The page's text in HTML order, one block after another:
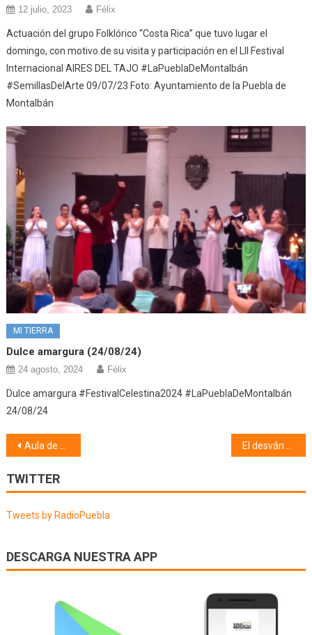
12 julio, 2023 Félix
Actuación del grupo Folklórico “Costa Rica” que tuvo lugar el
domingo, con motivo de su visita y participación en el LII Festival
Internacional AIRES DEL TAJO #LaPueblaDeMontalbán
#SemillasDelArte 09/07/23 Foto: Ayuntamiento de la Puebla de
Montalbán
MI TIERRA
Dulce amargura (24/08/24)
24 agosto, 2024 Félix
Dulce amargura #FestivalCelestina2024 #LaPueblaDeMontalbán
24/08/24
Navegación
de
entradas
Aula de adultos (21/05/18)
TWITTER
Tweets by RadioPuebla
DESCARGA NUESTRA APP